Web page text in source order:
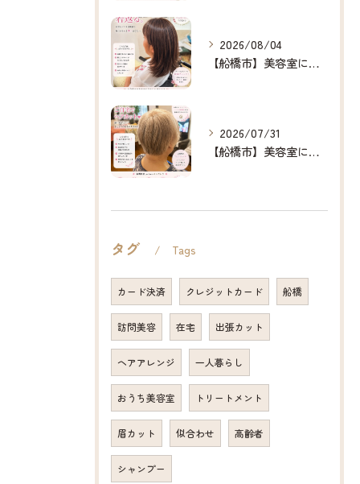
2026/08/04
【船橋市】美容室に行けない…をなくしたい✂️✨
2026/07/31
【船橋市】美容室に行けない…をなくしたい✂️✨
タグ Tags
カード決済 クレジットカード 船橋
訪問美容 在宅 出張カット
ヘアアレンジ 一人暮らし
おうち美容室 トリートメント
眉カット 似合わせ 高齢者
シャンプー